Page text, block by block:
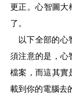
更正。心智圖大
了。
以下全部的心
須注意的是，心
檔案，而這其實
載到你的電腦去